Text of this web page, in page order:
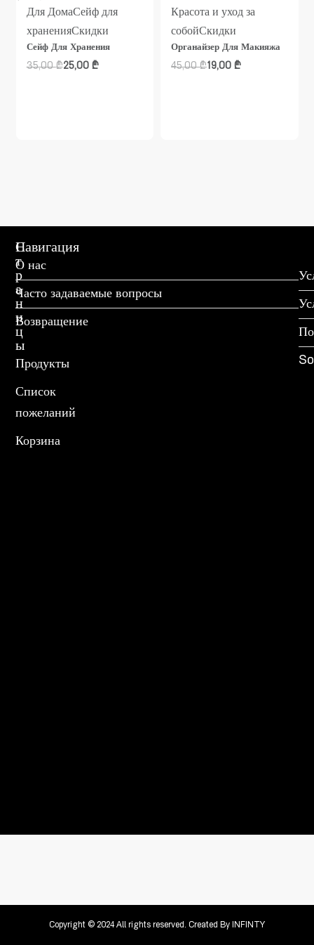
Для ДомаСейф для
храненияСкидки
Сейф Для Хранения
35,00₾25,00 ₾
Красота и уход за
собойСкидки
Органайзер Для Макияжа
45,00₾19,00₾
С
т
р
а
н
и
ц
ы
Продукты
Список
пожеланий
Корзина
Навигация
О нас
Часто задаваемые вопросы
Возвращение
Copyright © 2024 All rights reserved. Created By INFINTY